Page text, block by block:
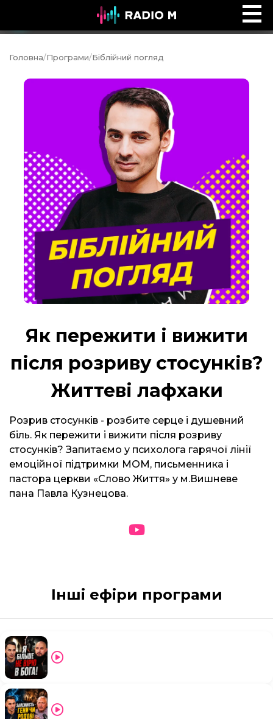
Ефір Radio M
Головна/Програми/Біблійний погляд
Як пережити і вижити
після розриву стосунків?
Життеві лафхаки
Розрив стосунків - розбите серце і душевний
біль. Як пережити і вижити після розриву
стосунків? Запитаємо у психолога гарячої лінії
емоційної підтримки МОМ, письменника і
пастора церкви «Слово Життя» у м.Вишневе
пана Павла Кузнецова.
Інші ефіри програми